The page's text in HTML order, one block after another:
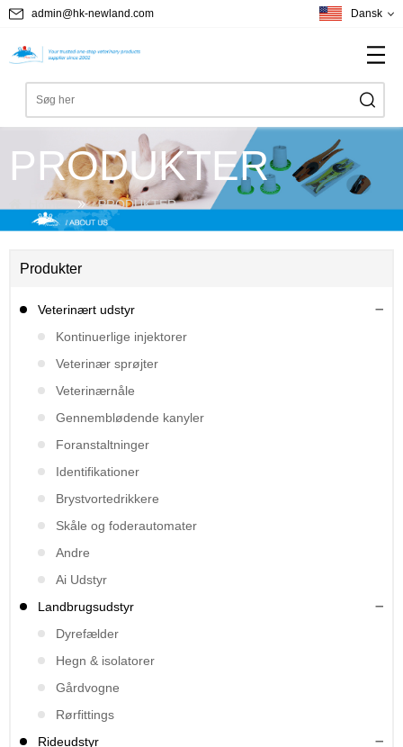
admin@hk-newland.com Dansk
PRODUKTER
Home PRODUKTER
Produkter
Veterinært udstyr
Kontinuerlige injektorer
Veterinær sprøjter
Veterinærnåle
Gennemblødende kanyler
Foranstaltninger
Identifikationer
Brystvortedrikkere
Skåle og foderautomater
Andre
Ai Udstyr
Landbrugsudstyr
Dyrefælder
Hegn & isolatorer
Gårdvogne
Rørfittings
Rideudstyr